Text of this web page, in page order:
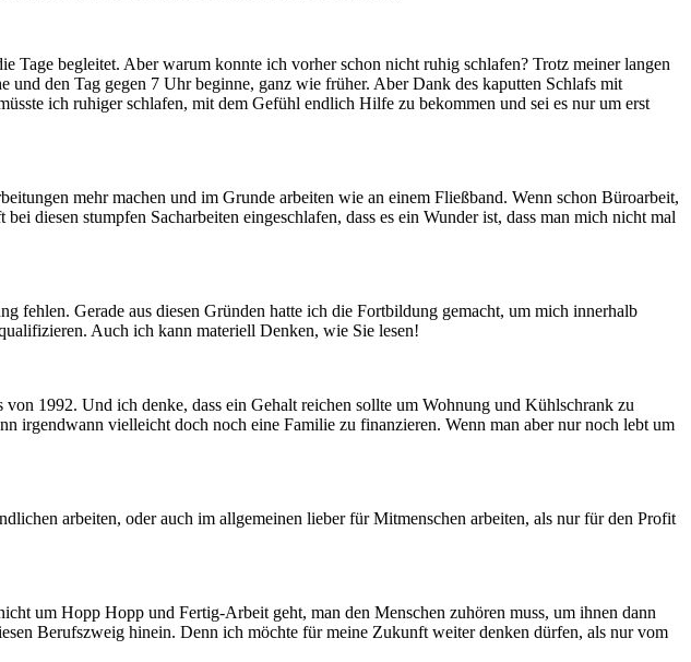
Tage begleitet. Aber warum konnte ich vorher schon nicht ruhig schlafen? Trotz meiner langen
den Tag gegen 7 Uhr beginne, ganz wie früher. Aber Dank des kaputten Schlafs mit
ich ruhiger schlafen, mit dem Gefühl endlich Hilfe zu bekommen und sei es nur um erst
mehr machen und im Grunde arbeiten wie an einem Fließband. Wenn schon Büroarbeit,
diesen stumpfen Sacharbeiten eingeschlafen, dass es ein Wunder ist, dass man mich nicht mal
Gerade aus diesen Gründen hatte ich die Fortbildung gemacht, um mich innerhalb
Auch ich kann materiell Denken, wie Sie lesen!
1992. Und ich denke, dass ein Gehalt reichen sollte um Wohnung und Kühlschrank zu
irgendwann vielleicht doch noch eine Familie zu finanzieren. Wenn man aber nur noch lebt um
arbeiten, oder auch im allgemeinen lieber für Mitmenschen arbeiten, als nur für den Profit
um Hopp Hopp und Fertig-Arbeit geht, man den Menschen zuhören muss, um ihnen dann
Berufszweig hinein. Denn ich möchte für meine Zukunft weiter denken dürfen, als nur vom